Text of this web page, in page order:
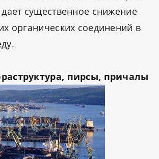
существенное снижение
органических соединений в
пирсы, причалы